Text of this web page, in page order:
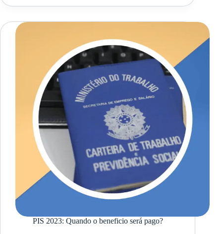
PIS 2023: Quando o beneficio será pago?